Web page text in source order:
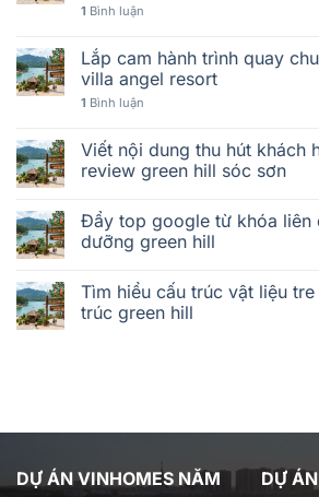
1 Bình luận
Lắp cam hành trình quay
villa angel resort
1 Bình luận
Viết nội dung thu hút khách
review green hill sóc sơn
Đẩy top google từ khóa liên
dưỡng green hill
Tìm hiểu cấu trúc vật liệu
trúc green hill
DỰ ÁN VINHOMES NĂM
DỰ